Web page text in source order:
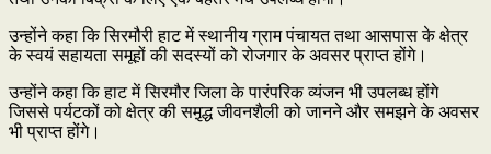
उन्होंने कहा कि सिरमौरी हाट में स्थानीय ग्राम पंचायत तथा आसपास के क्षेत्र
के स्वयं सहायता समूहों की सदस्यों को रोजगार के अवसर प्राप्त होंगे।
उन्होंने कहा कि हाट में सिरमौर जिला के पारंपरिक व्यंजन भी उपलब्ध होंगे
जिससे पर्यटकों को क्षेत्र की समृ़द्ध जीवनशैली को जानने और समझने के अवसर
भी प्राप्त होंगे।